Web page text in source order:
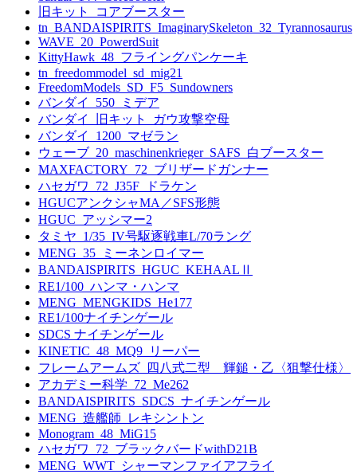
旧キット_コアブースター
tn_BANDAISPIRITS_ImaginarySkeleton_32_Tyrannosaurus
WAVE_20_PowerdSuit
KittyHawk_48_フライングパンケーキ
tn_freedommodel_sd_mig21
FreedomModels_SD_F5_Sundowners
バンダイ_550_ミデア
バンダイ_旧キット_ガウ攻撃空母
バンダイ_1200_マゼラン
ウェーブ_20_maschinenkrieger_SAFS_白ブースター
MAXFACTORY_72_ブリザードガンナー
ハセガワ_72_J35F_ドラケン
HGUCアンクシャMA／SFS形態
HGUC_アッシマー2
タミヤ_1/35_IV号駆逐戦車L/70ラング
MENG_35_ミーネンロイマー
BANDAISPIRITS_HGUC_KEHAALⅡ
RE1/100_ハンマ・ハンマ
MENG_MENGKIDS_He177
RE1/100ナイチンゲール
SDCS ナイチンゲール
KINETIC_48_MQ9_リーパー
フレームアームズ_四八式二型 輝鎚・乙〈狙撃仕様〉
アカデミー科学_72_Me262
BANDAISPIRITS_SDCS_ナイチンゲール
MENG_造艦師_レキシントン
Monogram_48_MiG15
ハセガワ_72_ブラックバードwithD21B
MENG_WWT_シャーマンファイアフライ